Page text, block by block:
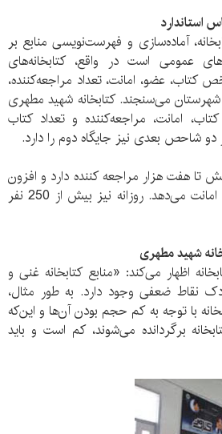
استاندارد
آماده‌سازی و فهرست‌نویسی منابع بر
عمومی است در واقع، کتابخانه‌های
بر اساس 6 شاخص کتاب، عضو، امانت، تعداد مراجعه‌کننده،
شهرستان می‌سنجند. کتابخانه شهید مطهری
امانت، مراجعه‌کننده و تعداد کتاب
شاحص بعدی نیز جایگاه دوم را دارد.
تا هفت هزار مراجعه کننده دارد و افزون
بر سه هزار عنوان کتاب را امانت می‌دهد. روزانه نیز بیش از 250 نفر
شهید مطهری
اظهار می‌کند: «منابع کتابخانه غنی و
نقاط ضعفی وجود دارد. به طور مثال،
با توجه به کم حجم بودن آن‌ها و این‌که
برگردانده می‌شوند، کم است و باید